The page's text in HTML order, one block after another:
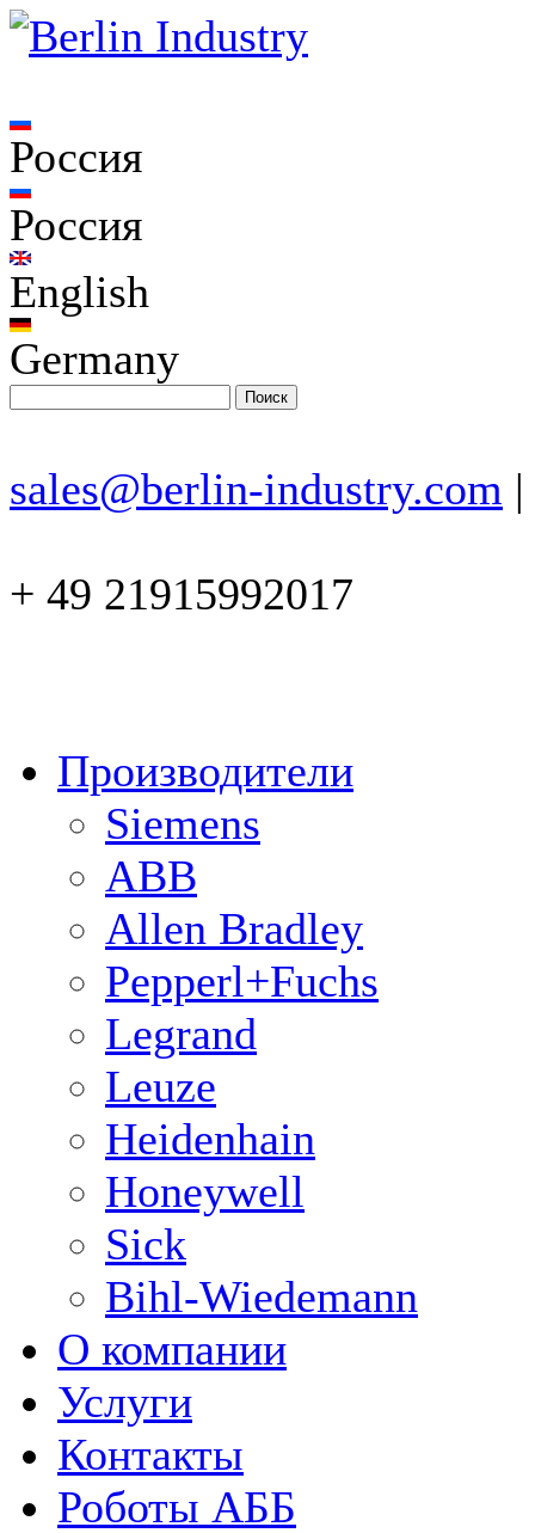
Россия
Россия
English
Germany
sales@berlin-industry.com |
+ 49 21915992017
Производители
Siemens
ABB
Allen Bradley
Pepperl+Fuchs
Legrand
Leuze
Heidenhain
Honeywell
Sick
Bihl-Wiedemann
О компании
Услуги
Контакты
Роботы АББ